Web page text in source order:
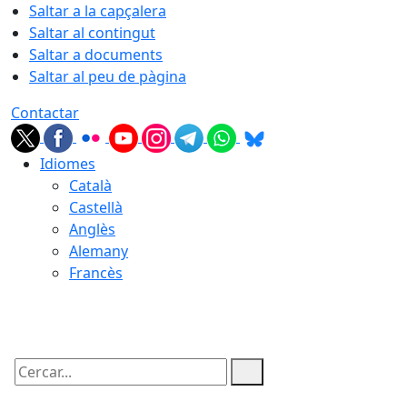
Saltar a la capçalera
Saltar al contingut
Saltar a documents
Saltar al peu de pàgina
Contactar
Idiomes
Català
Castellà
Anglès
Alemany
Francès
Cercar: